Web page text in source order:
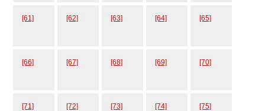
[61] [62] [63] [64] [65]
[66] [67] [68] [69] [70]
[71] [72] [73] [74] [75]